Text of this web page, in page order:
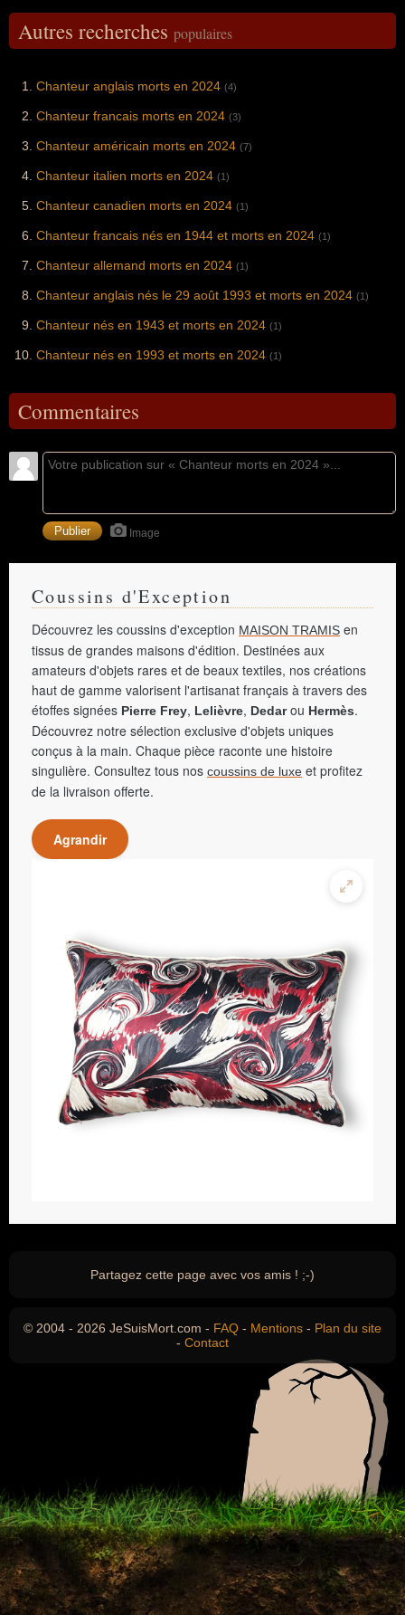
Autres recherches populaires
Chanteur anglais morts en 2024 (4)
Chanteur francais morts en 2024 (3)
Chanteur américain morts en 2024 (7)
Chanteur italien morts en 2024 (1)
Chanteur canadien morts en 2024 (1)
Chanteur francais nés en 1944 et morts en 2024 (1)
Chanteur allemand morts en 2024 (1)
Chanteur anglais nés le 29 août 1993 et morts en 2024 (1)
Chanteur nés en 1943 et morts en 2024 (1)
Chanteur nés en 1993 et morts en 2024 (1)
Commentaires
Image
Coussins d'Exception
Découvrez les coussins d'exception MAISON TRAMIS en
tissus de grandes maisons d'édition. Destinées aux
amateurs d'objets rares et de beaux textiles, nos créations
haut de gamme valorisent l'artisanat français à travers des
étoffes signées Pierre Frey, Lelièvre, Dedarou Hermès.
Découvrez notre sélection exclusive d'objets uniques
conçus à la main. Chaque pièce raconte une histoire
singulière. Consultez tous nos coussins de luxe et profitez
de la livraison offerte.
Agrandir
Partagez cette page avec vos amis ! ;-)
© 2004 - 2026 JeSuisMort.com - FAQ - Mentions - Plan du site
- Contact